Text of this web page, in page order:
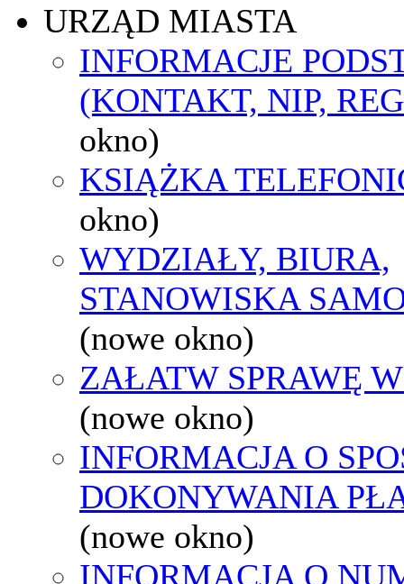
URZĄD MIASTA
INFORMACJE
(KONTAKT, NIP,
okno)
KSIĄŻKA
okno)
WYDZIAŁY, BIURA,
STANOWISKA
(nowe okno)
ZAŁATW SPRAWĘ
(nowe okno)
INFORMACJA O
DOKONYWANIA
(nowe okno)
INFORMACJA O